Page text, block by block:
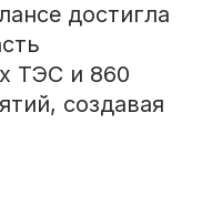
достигла
ТЭС и 860
создавая